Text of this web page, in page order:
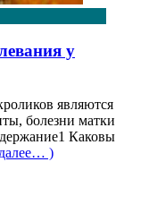
у
являются
болезни матки
Каковы
)